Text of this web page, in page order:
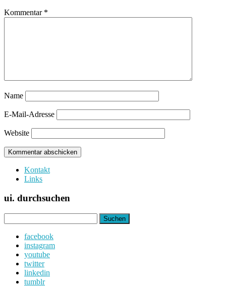
Kommentar *
Name
E-Mail-Adresse
Website
Kontakt
Links
ui. durchsuchen
nach:
facebook
instagram
youtube
twitter
linkedin
tumblr